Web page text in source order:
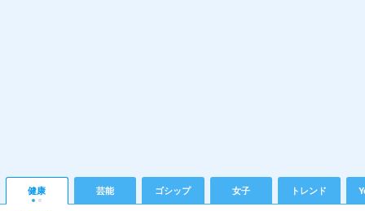
健康 芸能 ゴシップ 女子 トレンド